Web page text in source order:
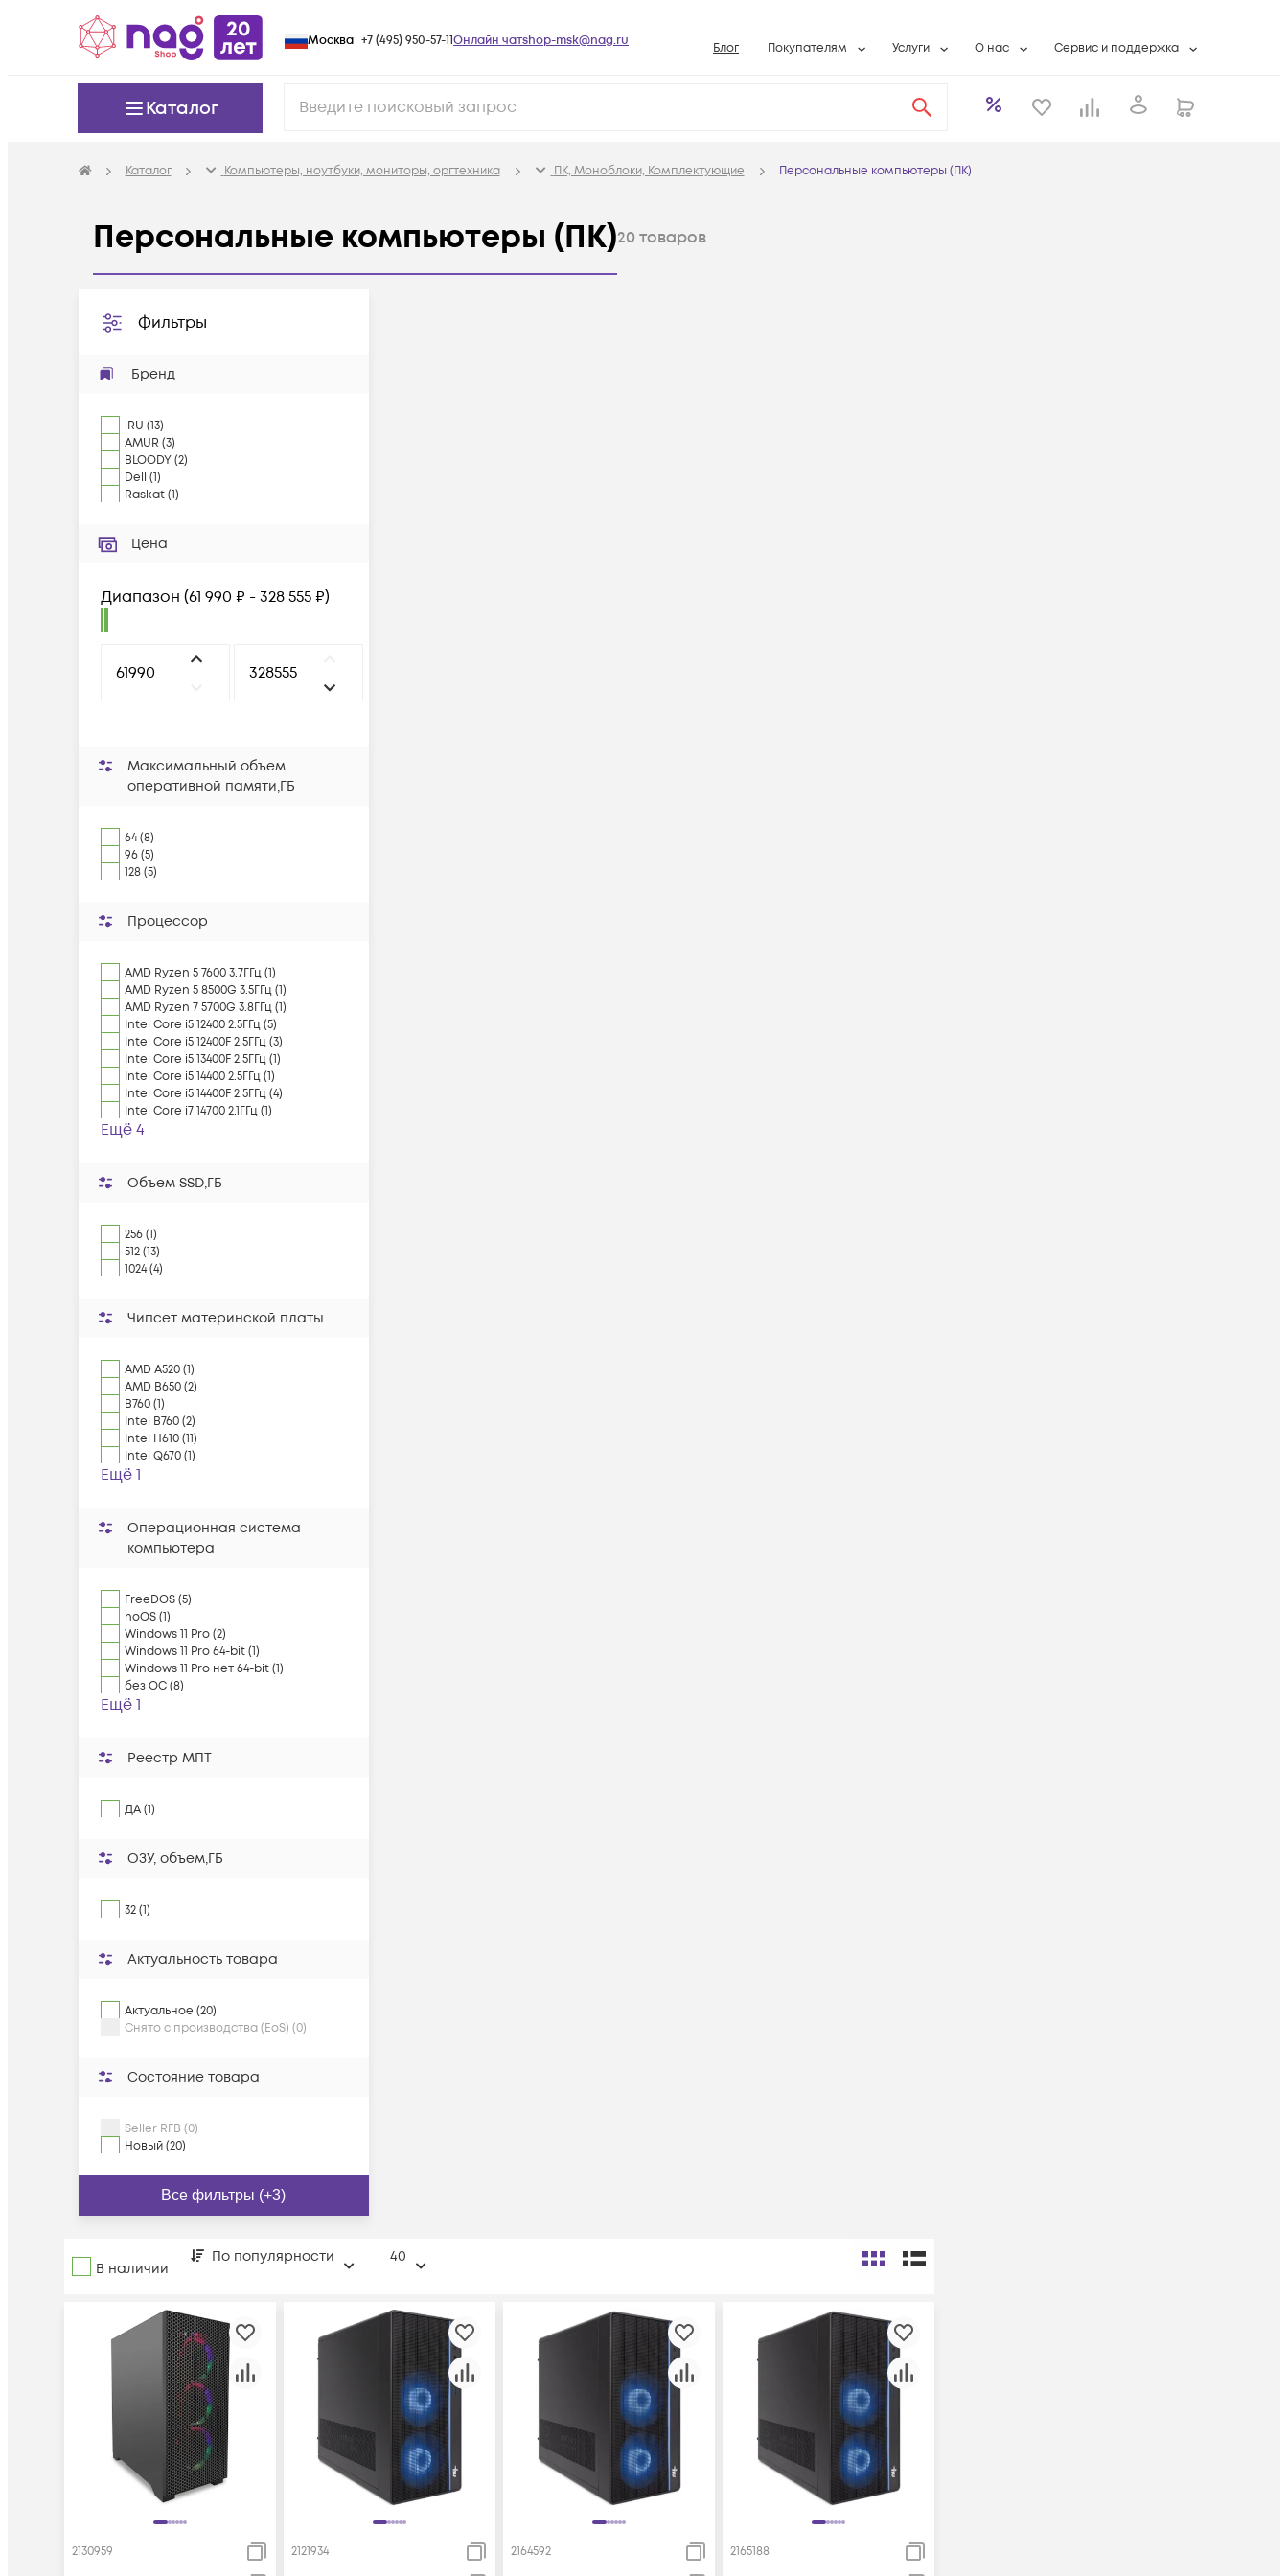
Москва +7 (495) 950-57-11Онлайн чатshop-msk@nag.ru Блог Покупателям
Условия доставки
Услуги
Системная интеграция
Бесплатная намотка оптического кабеля
О нас
Контактная информация
Сервис и поддержка
Контакты сервисных центров
Каталог
Каталог Компьютеры, ноутбуки, мониторы, оргтехника ПК, Моноблоки, Комплектующие Персональные компьютеры (ПК)
Персональные компьютеры (ПК)20 товаров
Фильтры
Бренд
iRU (13)
AMUR (3)
BLOODY(2)
Dell (1)
Raskat(1)
Цена
Диапазон (61 990 ₽ - 328 555 ₽)
Максимальный объем
оперативной памяти,ГБ
64 (8)
96 (5)
128 (5)
Процессор
AMD Ryzen 5 7600 3.7ГГц (1)
AMD Ryzen 5 8500G 3.5ГГц (1)
AMD Ryzen 7 5700G 3.8ГГц (1)
Intel Core i5 12400 2.5ГГц (5)
Intel Core i5 12400F 2.5ГГц (3)
Intel Core i5 13400F 2.5ГГц (1)
Intel Core i5 14400 2.5ГГц (1)
Intel Core i5 14400F 2.5ГГц (4)
Intel Core i7 14700 2.1ГГц (1)
Ещё 4
Объем SSD,ГБ
256 (1)
512 (13)
1024 (4)
Чипсет материнской платы
AMD A520 (1)
AMD B650 (2)
B760 (1)
Intel B760 (2)
Intel H610 (11)
Intel Q670 (1)
Ещё 1
Операционная система
компьютера
FreeDOS (5)
noOS (1)
Windows 11 Pro (2)
Windows 11 Pro 64-bit (1)
Windows 11 Pro нет 64-bit (1)
без ОС (8)
Ещё 1
Реестр МПТ
ДА (1)
ОЗУ, объем,ГБ
32 (1)
Актуальность товара
Актуальное (20)
Снято с производства (EoS) (0)
Состояние товара
Seller RFB (0)
Новый (20)
Все фильтры (+3)
В наличии
По популярности 40
2130959 2121934 2164592 2165188